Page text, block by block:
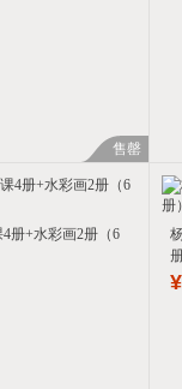
售罄
册+水彩画2册（6
¥